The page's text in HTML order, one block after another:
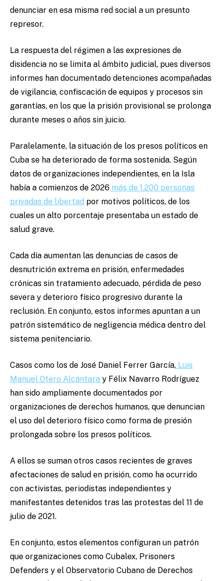
denunciar en esa misma red social a un presunto
represor.
La respuesta del régimen a las expresiones de
disidencia no se limita al ámbito judicial, pues diversos
informes han documentado detenciones acompañadas
de vigilancia, confiscación de equipos y procesos sin
garantías, en los que la prisión provisional se prolonga
durante meses o años sin juicio.
Paralelamente, la situación de los presos políticos en
Cuba se ha deteriorado de forma sostenida. Según
datos de organizaciones independientes, en la Isla
había a comienzos de 2026 más de 1.200 personas
privadas de libertad por motivos políticos, de los
cuales un alto porcentaje presentaba un estado de
salud grave.
Cada día aumentan las denuncias de casos de
desnutrición extrema en prisión, enfermedades
crónicas sin tratamiento adecuado, pérdida de peso
severa y deterioro físico progresivo durante la
reclusión. En conjunto, estos informes apuntan a un
patrón sistemático de negligencia médica dentro del
sistema penitenciario.
Casos como los de José Daniel Ferrer García, Luis
Manuel Otero Alcántara y Félix Navarro Rodríguez
han sido ampliamente documentados por
organizaciones de derechos humanos, que denuncian
el uso del deterioro físico como forma de presión
prolongada sobre los presos políticos.
A ellos se suman otros casos recientes de graves
afectaciones de salud en prisión, como ha ocurrido
con activistas, periodistas independientes y
manifestantes detenidos tras las protestas del 11 de
julio de 2021.
En conjunto, estos elementos configuran un patrón
que organizaciones como Cubalex, Prisoners
Defenders y el Observatorio Cubano de Derechos